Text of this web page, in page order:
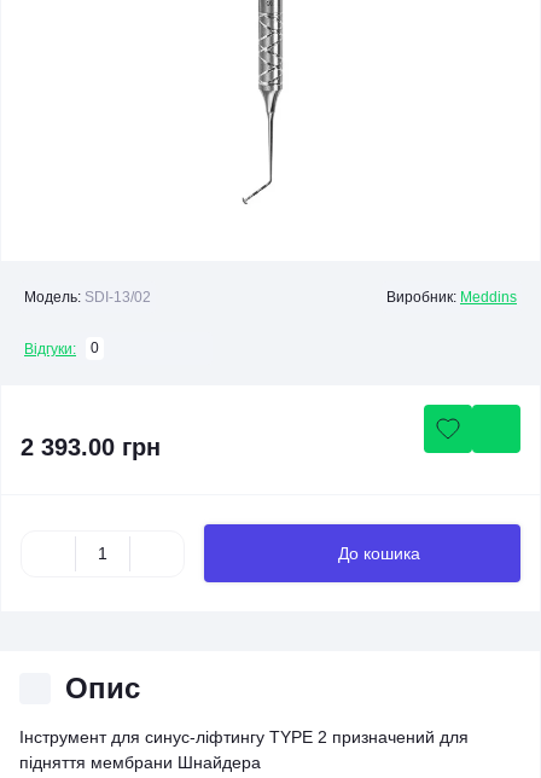
Модель: SDI-13/02 Виробник: Meddins
Відгуки: 0
2 393.00 грн
До кошика
Опис
Інструмент для синус-ліфтингу TYPE 2 призначений для
підняття мембрани Шнайдера